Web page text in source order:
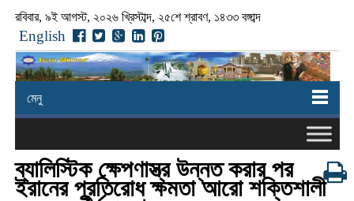
রবিবার, ৯ই আগস্ট, ২০২৬ খ্রিস্টাব্দ, ২৫শে শ্রাবণ, ১৪৩৩ বঙ্গাব্দ
English
মেনু
ব্যালিস্টিক ক্ষেপণাস্ত্র উন্নত করার পর
ইরানের প্রতিরোধ ক্ষমতা আরো শক্তিশালী